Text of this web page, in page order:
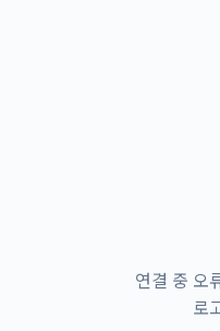
연결 중 오
로